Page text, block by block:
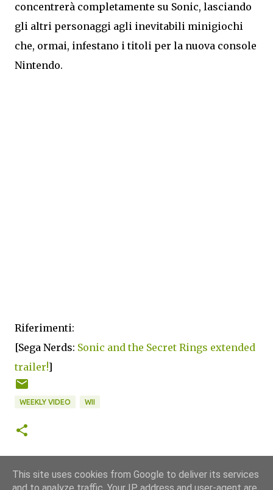
concentrerà completamente su Sonic, lasciando
gli altri personaggi agli inevitabili minigiochi
che, ormai, infestano i titoli per la nuova console
Nintendo.
Riferimenti:
[Sega Nerds: Sonic and the Secret Rings extended
trailer!]
WEEKLY VIDEO WII
This site uses cookies from Google to deliver its services